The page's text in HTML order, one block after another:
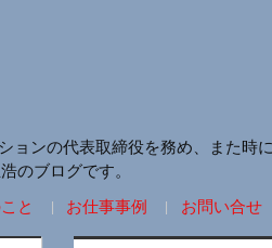
ョンの代表取締役を務め、また時
のブログです。
と お仕事事例 お問い合せ